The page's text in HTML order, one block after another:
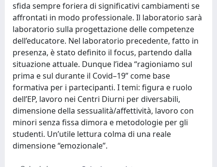
sfida sempre foriera di significativi cambiamenti se
affrontati in modo professionale. Il laboratorio sarà
laboratorio sulla progettazione delle competenze
dell’educatore. Nel laboratorio precedente, fatto in
presenza, è stato definito il focus, partendo dalla
situazione attuale. Dunque l’idea “ragioniamo sul
prima e sul durante il Covid–19” come base
formativa per i partecipanti. I temi: figura e ruolo
dell’EP, lavoro nei Centri Diurni per diversabili,
dimensione della sessualità/affettività, lavoro con
minori senza fissa dimora e metodologie per gli
studenti. Un’utile lettura colma di una reale
dimensione “emozionale”.